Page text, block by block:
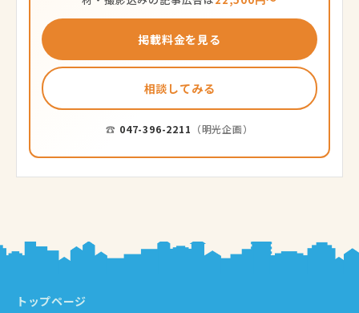
掲載料金を見る
相談してみる
☎ 047-396-2211 （明光企画）
トップページ